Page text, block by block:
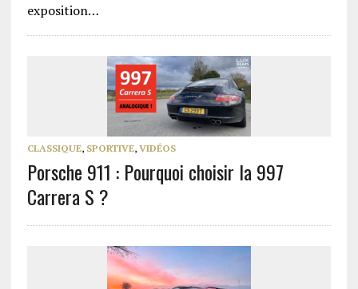
exposition…
CLASSIQUE, SPORTIVE, VIDÉOS
Porsche 911 : Pourquoi choisir la 997
Carrera S ?